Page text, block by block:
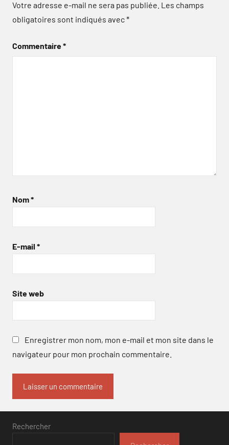
Votre adresse e-mail ne sera pas publiée. Les champs
obligatoires sont indiqués avec*
Commentaire*
Nom*
E-mail *
Site web
Enregistrer mon nom, mon e-mail et mon site dans le
navigateur pour mon prochain commentaire.
Rechercher